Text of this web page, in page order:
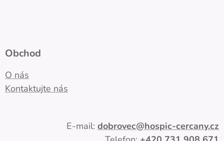
Obchod
O nás
Kontaktujte nás
E-mail: dobrovec@hospic-cercany.cz